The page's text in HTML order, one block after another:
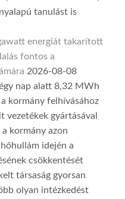
tanulást is
energiát takarított
fontos a
2026-08-08
nap alatt 8,32 MWh
kormány felhívásához
vezetékek gyártásával
kormány azon
idején a
csökkentését
társaság gyorsan
olyan intézkedést